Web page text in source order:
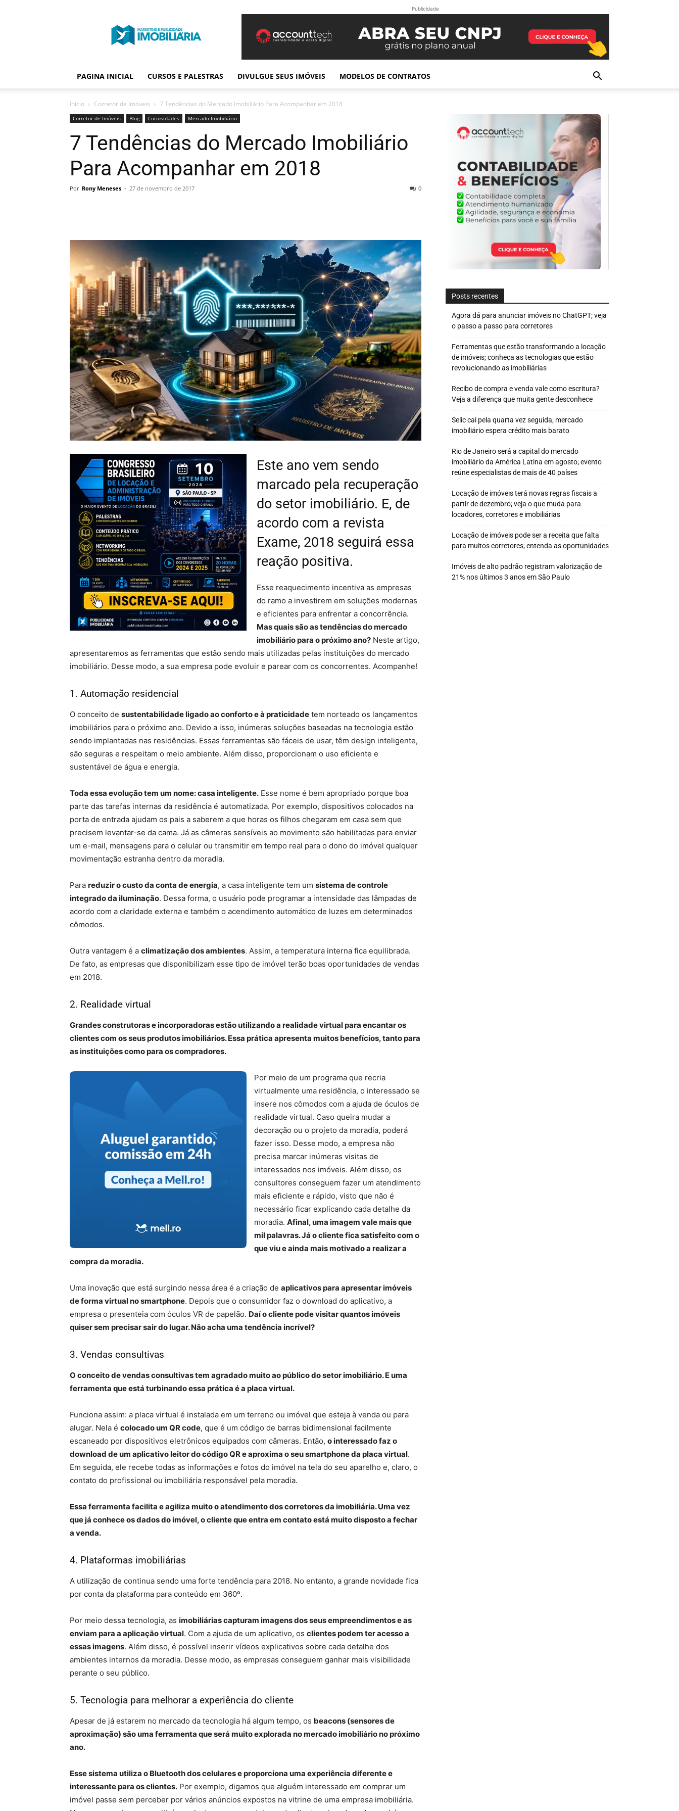
Publicidade
Imobiliária
Publicidade
PAGINA INICIAL CURSOS E PALESTRAS DIVULGUE SEUS IMÓVEIS MODELOS DE CONTRATOS
Início Corretor de Imóveis 7 Tendências do Mercado Imobiliário Para Acompanhar em 2018
Corretor de Imóveis Blog Curiosidades Mercado Imobiliário
7 Tendências do Mercado Imobiliário
Para Acompanhar em 2018
Por Rony Meneses - 27 de novembro de 2017 0
Este ano vem sendo
marcado pela recuperação
do setor imobiliário. E, de
acordo com a revista
Exame, 2018 seguirá essa
reação positiva.
Esse reaquecimento incentiva as empresas
do ramo a investirem em soluções modernas
e eficientes para enfrentar a concorrência.
Mas quais são as tendências do mercado
imobiliário para o próximo ano? Neste artigo,
apresentaremos as ferramentas que estão sendo mais utilizadas pelas instituições do mercado
imobiliário. Desse modo, a sua empresa pode evoluir e parear com os concorrentes. Acompanhe!
1. Automação residencial
O conceito de sustentabilidade ligado ao conforto e à praticidade tem norteado os lançamentos
imobiliários para o próximo ano. Devido a isso, inúmeras soluções baseadas na tecnologia estão
sendo implantadas nas residências. Essas ferramentas são fáceis de usar, têm design inteligente,
são seguras e respeitam o meio ambiente. Além disso, proporcionam o uso eficiente e
sustentável de água e energia.
Toda essa evolução tem um nome: casa inteligente. Esse nome é bem apropriado porque boa
parte das tarefas internas da residência é automatizada. Por exemplo, dispositivos colocados na
porta de entrada ajudam os pais a saberem a que horas os filhos chegaram em casa sem que
precisem levantar-se da cama. Já as câmeras sensíveis ao movimento são habilitadas para enviar
um e-mail, mensagens para o celular ou transmitir em tempo real para o dono do imóvel qualquer
movimentação estranha dentro da moradia.
Para reduzir o custo da conta de energia, a casa inteligente tem um sistema de controle
integrado da iluminação. Dessa forma, o usuário pode programar a intensidade das lâmpadas de
acordo com a claridade externa e também o acendimento automático de luzes em determinados
cômodos.
Outra vantagem é a climatização dos ambientes. Assim, a temperatura interna fica equilibrada.
De fato, as empresas que disponibilizam esse tipo de imóvel terão boas oportunidades de vendas
em 2018.
2. Realidade virtual
Grandes construtoras e incorporadoras estão utilizando a realidade virtual para encantar os
clientes com os seus produtos imobiliários. Essa prática apresenta muitos benefícios, tanto para
as instituições como para os compradores.
Por meio de um programa que recria
virtualmente uma residência, o interessado se
insere nos cômodos com a ajuda de óculos de
realidade virtual. Caso queira mudar a
decoração ou o projeto da moradia, poderá
fazer isso. Desse modo, a empresa não
precisa marcar inúmeras visitas de
interessados nos imóveis. Além disso, os
consultores conseguem fazer um atendimento
mais eficiente e rápido, visto que não é
necessário ficar explicando cada detalhe da
moradia. Afinal, uma imagem vale mais que
mil palavras. Já o cliente fica satisfeito com o
que viu e ainda mais motivado a realizar a
compra da moradia.
Uma inovação que está surgindo nessa área é a criação de aplicativos para apresentar imóveis
de forma virtual no smartphone. Depois que o consumidor faz o download do aplicativo, a
empresa o presenteia com óculos VR de papelão. Daí o cliente pode visitar quantos imóveis
quiser sem precisar sair do lugar. Não acha uma tendência incrível?
3. Vendas consultivas
O conceito de vendas consultivas tem agradado muito ao público do setor imobiliário. E uma
ferramenta que está turbinando essa prática é a placa virtual.
Funciona assim: a placa virtual é instalada em um terreno ou imóvel que esteja à venda ou para
alugar. Nela é colocado um QR code, que é um código de barras bidimensional facilmente
escaneado por dispositivos eletrônicos equipados com câmeras. Então, o interessado faz o
download de um aplicativo leitor do código QR e aproxima o seu smartphone da placa virtual.
Em seguida, ele recebe todas as informações e fotos do imóvel na tela do seu aparelho e, claro, o
contato do profissional ou imobiliária responsável pela moradia.
Essa ferramenta facilita e agiliza muito o atendimento dos corretores da imobiliária. Uma vez
que já conhece os dados do imóvel, o cliente que entra em contato está muito disposto a fechar
a venda.
4. Plataformas imobiliárias
A utilização de continua sendo uma forte tendência para 2018. No entanto, a grande novidade fica
por conta da plataforma para conteúdo em 360º.
Por meio dessa tecnologia, as imobiliárias capturam imagens dos seus empreendimentos e as
enviam para a aplicação virtual. Com a ajuda de um aplicativo, os clientes podem ter acesso a
essas imagens. Além disso, é possível inserir vídeos explicativos sobre cada detalhe dos
ambientes internos da moradia. Desse modo, as empresas conseguem ganhar mais visibilidade
perante o seu público.
5. Tecnologia para melhorar a experiência do cliente
Apesar de já estarem no mercado da tecnologia há algum tempo, os beacons (sensores de
aproximação) são uma ferramenta que será muito explorada no mercado imobiliário no próximo
ano.
Esse sistema utiliza o Bluetooth dos celulares e proporciona uma experiência diferente e
interessante para os clientes. Por exemplo, digamos que alguém interessado em comprar um
imóvel passe sem perceber por vários anúncios expostos na vitrine de uma empresa imobiliária.
Posts recentes
Agora dá para anunciar imóveis no ChatGPT; veja
o passo a passo para corretores
Ferramentas que estão transformando a locação
de imóveis; conheça as tecnologias que estão
revolucionando as imobiliárias
Recibo de compra e venda vale como escritura?
Veja a diferença que muita gente desconhece
Selic cai pela quarta vez seguida; mercado
imobiliário espera crédito mais barato
Rio de Janeiro será a capital do mercado
imobiliário da América Latina em agosto; evento
reúne especialistas de mais de 40 países
Locação de imóveis terá novas regras fiscais a
partir de dezembro; veja o que muda para
locadores, corretores e imobiliárias
Locação de imóveis pode ser a receita que falta
para muitos corretores; entenda as oportunidades
Imóveis de alto padrão registram valorização de
21% nos últimos 3 anos em São Paulo